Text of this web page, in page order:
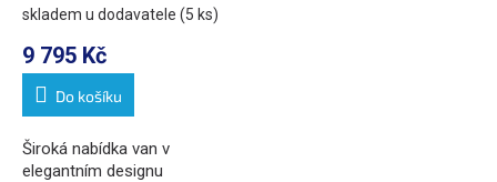
skladem u dodavatele (5 ks)
9 795 Kč
Do košíku
Široká nabídka van v
elegantním designu